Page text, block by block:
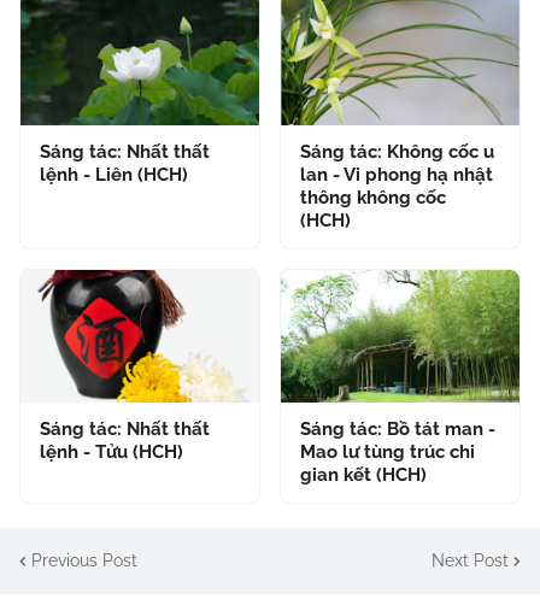
Sáng tác: Nhất thất
lệnh - Liên (HCH)
Sáng tác: Không cốc u
lan - Vi phong hạ nhật
thông không cốc
(HCH)
Sáng tác: Nhất thất
lệnh - Tửu (HCH)
Sáng tác: Bồ tát man -
Mao lư tùng trúc chi
gian kết (HCH)
Previous Post Next Post